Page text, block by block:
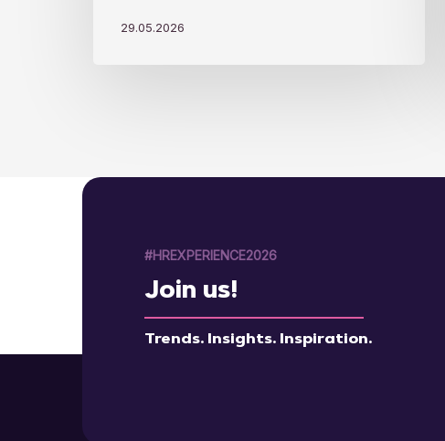
29.05.2026
#HREXPERIENCE2026
Join us!
Trends. Insights. Inspiration.